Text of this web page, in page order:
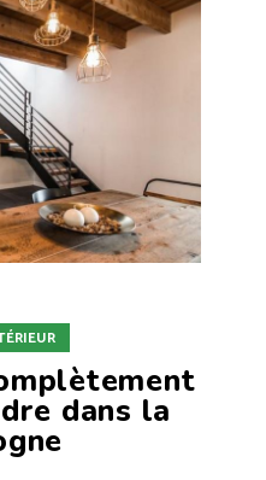
dans la